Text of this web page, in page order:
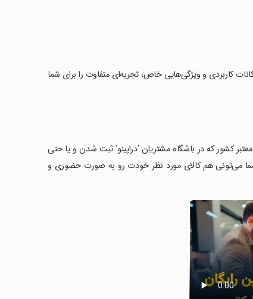
کاربردی و ویژگی‌هایی خاص، تجربه‌ای متفاوت را برای شما
کشور که در باشگاه مشتریان 'دراپینو' ثبت شدن و یا حتی
شما می‌تونی هم کالای مورد نظر خودت رو به صورت حضوری و